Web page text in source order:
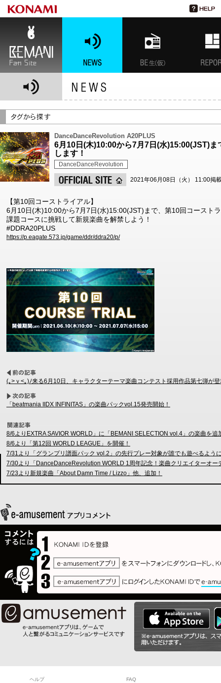
DanceDanceRevolution A20PLUS
6月10日(木)10:00から7月7日(水)15:00(JST)
します！
DanceDanceRevolution
2021年06月08日（火） 11:00掲
【第10回コーストライアル】
6月10日(木)10:00から7月7日(水)15:00(JST)まで、第10回コースト
課題コースに挑戦して新規楽曲を解禁しよう！
#DDRA20PLUS
https://p.eagate.573.jp/game/ddr/ddra20/p/
(｡>ｖ<｡)ﾉ来る6月10日、キャラクターテーマ楽曲コンテスト採用作品第七弾が
「beatmania IIDX INFINITAS」の楽曲パックvol.15発売開始！
8/6よりEXTRA SAVIOR WORLD」に「BEMANI SELECTION vol.4」の楽曲を追
8/6より「第12回 WORLD LEAGUE」を開催！
7/31より「グランプリ譜面パック vol.2」の先行プレー対象が誰でも遊べるよう
7/30より「DanceDanceRevolution WORLD 1周年記念！楽曲クリエイターオ
7/23より新規楽曲「About Damn Time / Lizzo」他、追加！
ヘルプ FAQ